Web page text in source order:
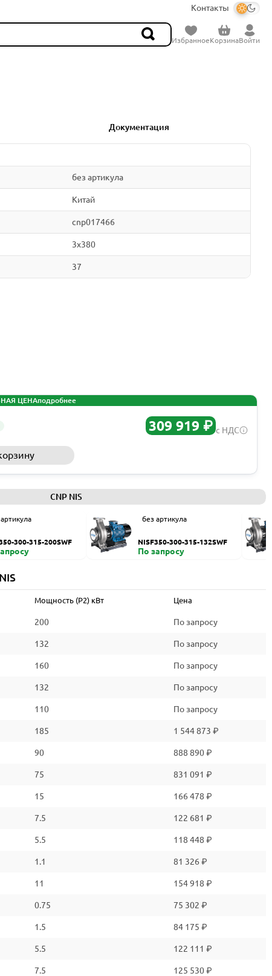
Контакты
ИзбранноеКорзинаВойти
Документация
без артикула
Китай
cnp017466
3x380
37
ЦЕНАподробнее
309 919 ₽ с НДС
CNP NIS
300-315-200SWF
без артикула
NISF350-300-315-132SWF
По запросу
Мощность (P2) кВт Цена
200 По запросу
132 По запросу
160 По запросу
132 По запросу
110 По запросу
185 1 544 873 ₽
90 888 890 ₽
75 831 091 ₽
15 166 478 ₽
7.5 122 681 ₽
5.5 118 448 ₽
1.1 81 326 ₽
11 154 918 ₽
0.75 75 302 ₽
1.5 84 175 ₽
5.5 122 111 ₽
7.5 125 530 ₽